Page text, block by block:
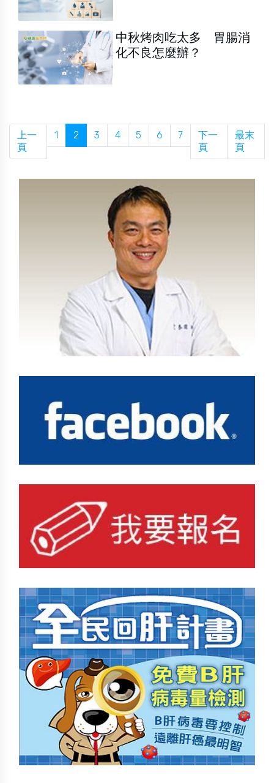
中秋烤肉吃太多 胃腸消
化不良怎麼辦？
上一
頁
1 2 3 4 5 6 7
下一
頁
最末
頁